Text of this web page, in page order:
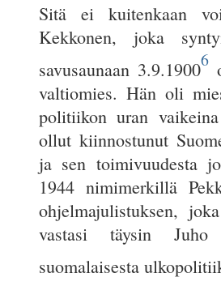
Sitä ei kuitenkaan
Kekkonen, joka
savusaunaan 3.9.19006
valtiomies. Hän oli
politiikon uran
ollut kiinnostunut
ja sen toimivuudesta
1944 nimimerkillä
ohjelmajulistuksen,
vastasi täysin Juho
suomalaisesta